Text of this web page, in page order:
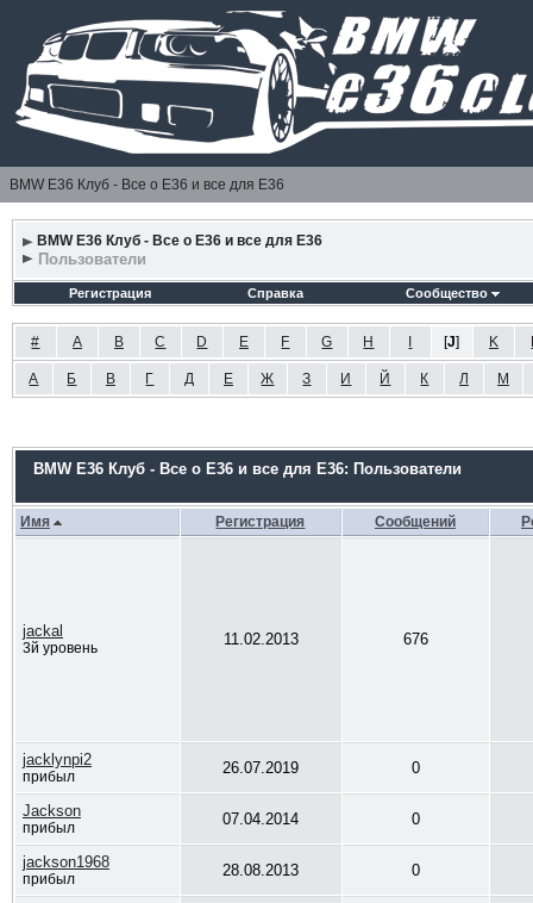
BMW E36 Клуб - Все о Е36 и все для Е36
BMW E36 Клуб - Все о Е36 и все для Е36
Пользователи
Регистрация Справка Сообщество
# A B C D E F G H [J] K
А Б В Г Д Е Ж З И Й К Л М
BMW E36 Клуб - Все о Е36 и все для Е36: Пользователи
Имя Регистрация Сообщений
jackal
3й уровень 11.02.2013 676
jacklynpi2
прибыл 26.07.2019 0
Jackson
прибыл 07.04.2014 0
jackson1968
прибыл 28.08.2013 0